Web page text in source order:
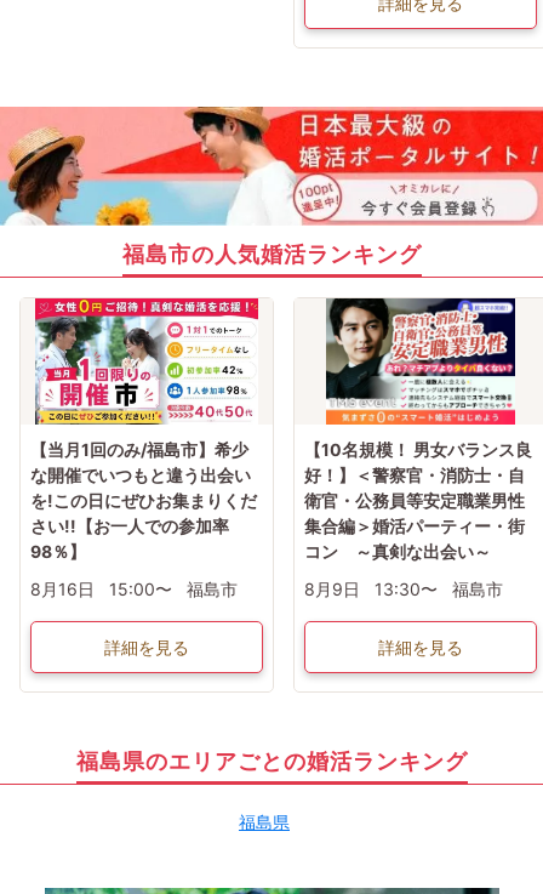
福島市の人気婚活ランキング
【当月1回のみ/福島市】希少
な開催でいつもと違う出会い
を!この日にぜひお集まりくだ
さい!!【お一人での参加率
98％】
8月16日
15:00〜 福島市
詳細を見る
【10名規模！ 男女バランス良
好！】＜警察官・消防士・自
衛官・公務員等安定職業男性
集合編＞婚活パーティー・街
コン ～真剣な出会い～
8月9日
13:30〜 福島市
詳細を見る
福島県のエリアごとの婚活ランキング
福島県